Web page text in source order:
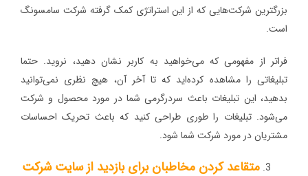
بزرگترین شرکت‌هایی که از این استراتژی کمک گرفته شرکت سامسونگ
است.
فراتر از مفهومی که می‌خواهید به کاربر نشان دهید،‌ نروید. حتما
تبلیغاتی را مشاهده کرده‌اید که تا آخر آن، هیچ نظری نمی‌توانید
بدهید، این تبلیغات باعث سردرگرمی شما در مورد محصول و شرکت
می‌شود. تبلیغات را طوری طراحی کنید که باعث تحریک احساسات
مشتریان در مورد شرکت شما شود.
متقاعد کردن مخاطبان برای بازدید از سایت شرکت